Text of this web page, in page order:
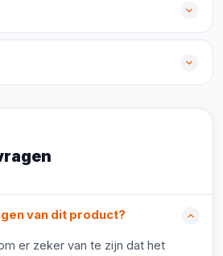
van dit product?
er zeker van te zijn dat het